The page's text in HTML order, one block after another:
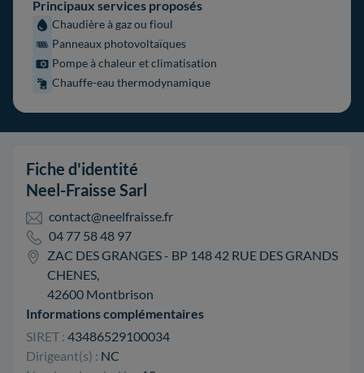
Principaux services proposés
Chaudière à gaz ou fioul
Panneaux photovoltaïques
Pompe à chaleur et climatisation
Chauffe-eau thermodynamique
Fiche d'identité
Neel-Fraisse Sarl
contact@neelfraisse.fr
04 77 58 48 97
ZAC DES GRANGES - BP 148 42 RUE DES GRANDS
CHENES,
42600 Montbrison
Informations complémentaires
SIRET : 43486529100034
Dirigeant(s) : NC